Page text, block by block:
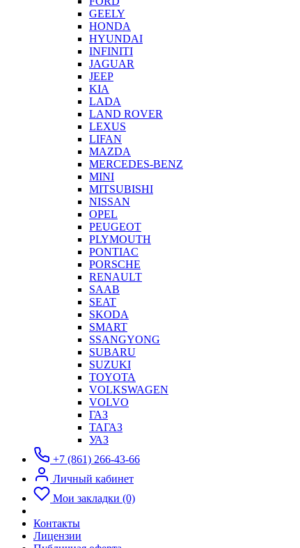
GEELY
HONDA
HYUNDAI
INFINITI
JAGUAR
JEEP
KIA
LADA
LAND ROVER
LEXUS
LIFAN
MAZDA
MERCEDES-BENZ
MINI
MITSUBISHI
NISSAN
OPEL
PEUGEOT
PLYMOUTH
PONTIAC
PORSCHE
RENAULT
SAAB
SEAT
SKODA
SMART
SSANGYONG
SUBARU
SUZUKI
TOYOTA
VOLKSWAGEN
VOLVO
ГАЗ
ТАГАЗ
УАЗ
+7 (861) 266-43-66
Личный кабинет
Мои закладки (0)
Контакты
Лицензии